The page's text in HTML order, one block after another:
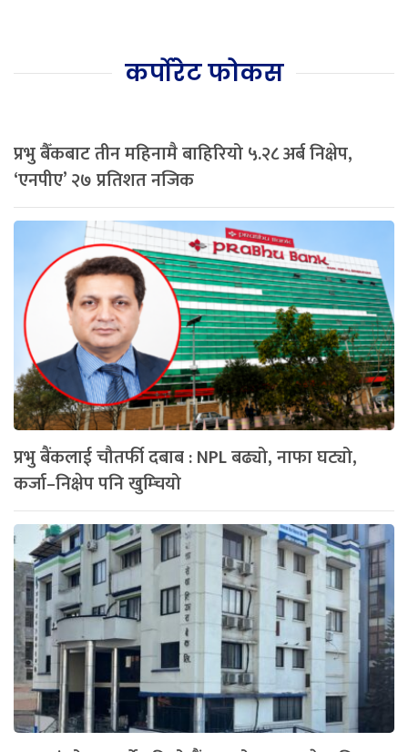
कर्पोरेट फोकस
प्रभु बैँकबाट तीन महिनामै बाहिरियो ५.२८ अर्ब निक्षेप,
‘एनपीए’ २७ प्रतिशत नजिक
प्रभु बैंकलाई चौतर्फी दबाब : NPL बढ्यो, नाफा घट्यो,
कर्जा–निक्षेप पनि खुम्चियो